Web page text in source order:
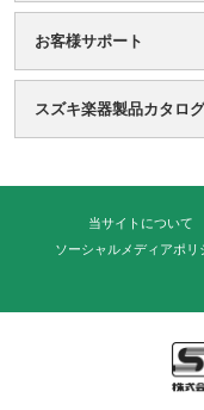
お客様サポート
スズキ楽器製品カタロ
当サイトについて
ソーシャルメディアポリ